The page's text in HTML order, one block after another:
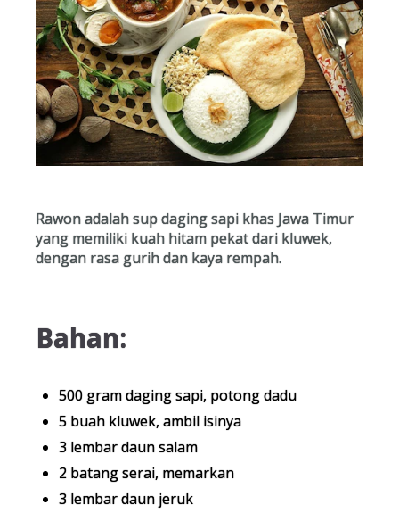
Rawon adalah sup daging sapi khas Jawa Timur
yang memiliki kuah hitam pekat dari kluwek,
dengan rasa gurih dan kaya rempah.
Bahan:
500 gram daging sapi, potong dadu
5 buah kluwek, ambil isinya
3 lembar daun salam
2 batang serai, memarkan
3 lembar daun jeruk